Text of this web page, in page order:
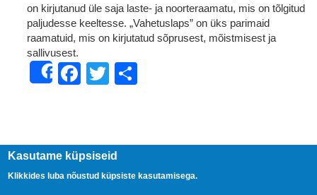
on kirjutanud üle saja laste- ja noorteraamatu, mis on tõlgitud
paljudesse keeltesse. „Vahetuslaps” on üks parimaid
raamatuid, mis on kirjutatud sõprusest, mõistmisest ja
sallivusest.
ShareFacebook
Twitter
Kasutame küpsiseid
Klikkides luba nõustud küpsiste kasutamisega.